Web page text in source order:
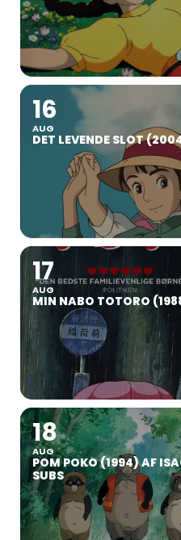
16
AUG
DET LEVENDE SLOT
17
AUG
MIN NABO TOTORO
18
AUG
POM POKO (1994) AF
SUBS